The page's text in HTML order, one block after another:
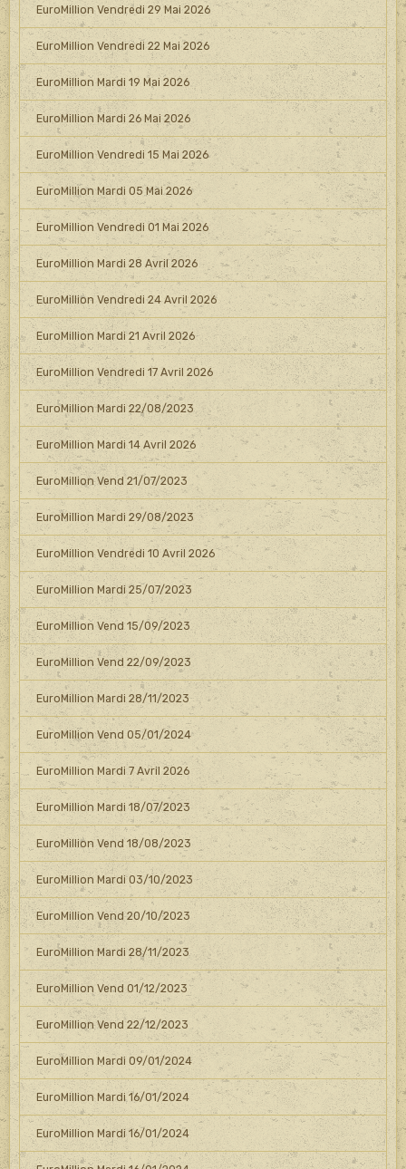
EuroMillion Vendredi 29 Mai 2026
EuroMillion Vendredi 22 Mai 2026
EuroMillion Mardi 19 Mai 2026
EuroMillion Mardi 26 Mai 2026
EuroMillion Vendredi 15 Mai 2026
EuroMillion Mardi 05 Mai 2026
EuroMillion Vendredi 01 Mai 2026
EuroMillion Mardi 28 Avril 2026
EuroMillion Vendredi 24 Avril 2026
EuroMillion Mardi 21 Avril 2026
EuroMillion Vendredi 17 Avril 2026
EuroMillion Mardi 22/08/2023
EuroMillion Mardi 14 Avril 2026
EuroMillion Vend 21/07/2023
EuroMillion Mardi 29/08/2023
EuroMillion Vendredi 10 Avril 2026
EuroMillion Mardi 25/07/2023
EuroMillion Vend 15/09/2023
EuroMillion Vend 22/09/2023
EuroMillion Mardi 28/11/2023
EuroMillion Vend 05/01/2024
EuroMillion Mardi 7 Avril 2026
EuroMillion Mardi 18/07/2023
EuroMillion Vend 18/08/2023
EuroMillion Mardi 03/10/2023
EuroMillion Vend 20/10/2023
EuroMillion Mardi 28/11/2023
EuroMillion Vend 01/12/2023
EuroMillion Vend 22/12/2023
EuroMillion Mardi 09/01/2024
EuroMillion Mardi 16/01/2024
EuroMillion Mardi 16/01/2024